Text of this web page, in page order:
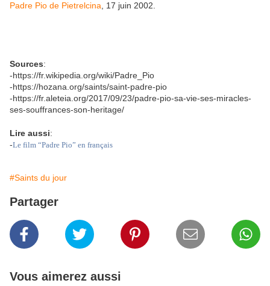
Padre Pio de Pietrelcina , 17 juin 2002.
Sources:
-https://fr.wikipedia.org/wiki/Padre_Pio
-https://hozana.org/saints/saint-padre-pio
-https://fr.aleteia.org/2017/09/23/padre-pio-sa-vie-ses-miracles-
ses-souffrances-son-heritage/
Lire aussi:
-Le film “Padre Pio” en français
#Saints du jour
Partager
Vous aimerez aussi